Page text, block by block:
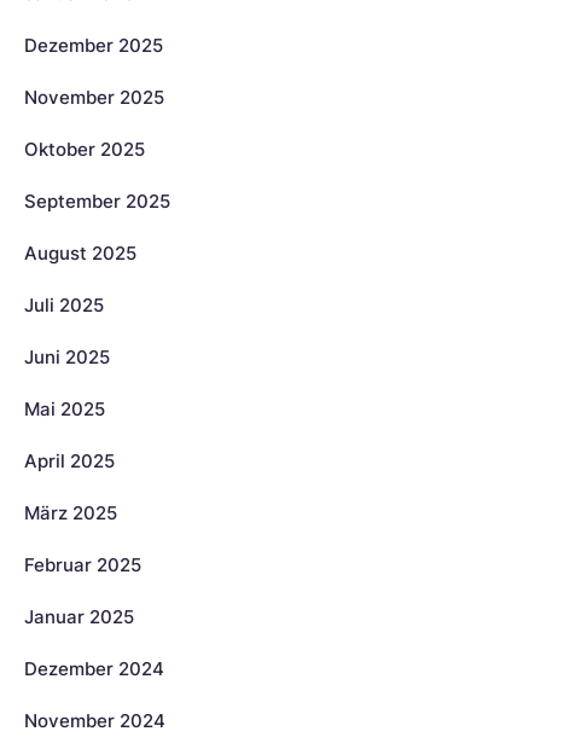
Dezember 2025
November 2025
Oktober 2025
September 2025
August 2025
Juli 2025
Juni 2025
Mai 2025
April 2025
März 2025
Februar 2025
Januar 2025
Dezember 2024
November 2024